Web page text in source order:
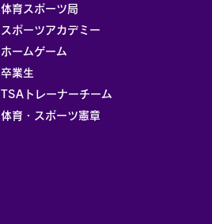
体育スポーツ局
スポーツアカデミー
ホームゲーム
卒業生
TSAトレーナーチーム
体育・スポーツ憲章